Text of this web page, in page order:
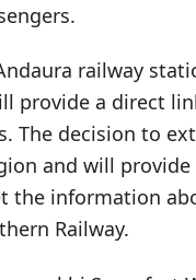
railway
provide a direct
The decision to
and will
the information
Railway.